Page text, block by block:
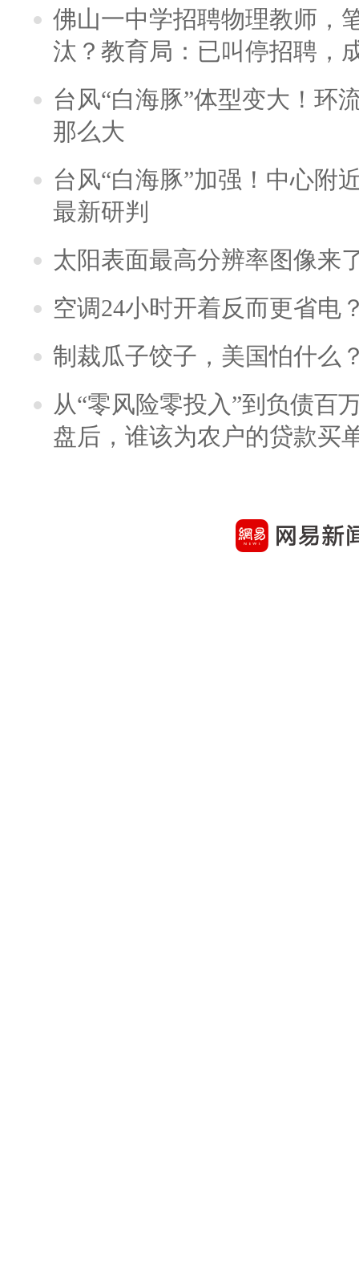
佛山一中学招聘物理教师，
汰？教育局：已叫停招聘，
台风“白海豚”体型变大！环
那么大
台风“白海豚”加强！中心附
最新研判
太阳表面最高分辨率图像来
空调24小时开着反而更省电
制裁瓜子饺子，美国怕什么
从“零风险零投入”到负债百
盘后，谁该为农户的贷款买